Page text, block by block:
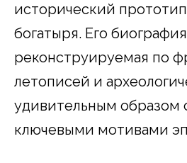
исторический
богатыря. Его
реконструируемая по
летописей и
удивительным образом
ключевыми мотивами